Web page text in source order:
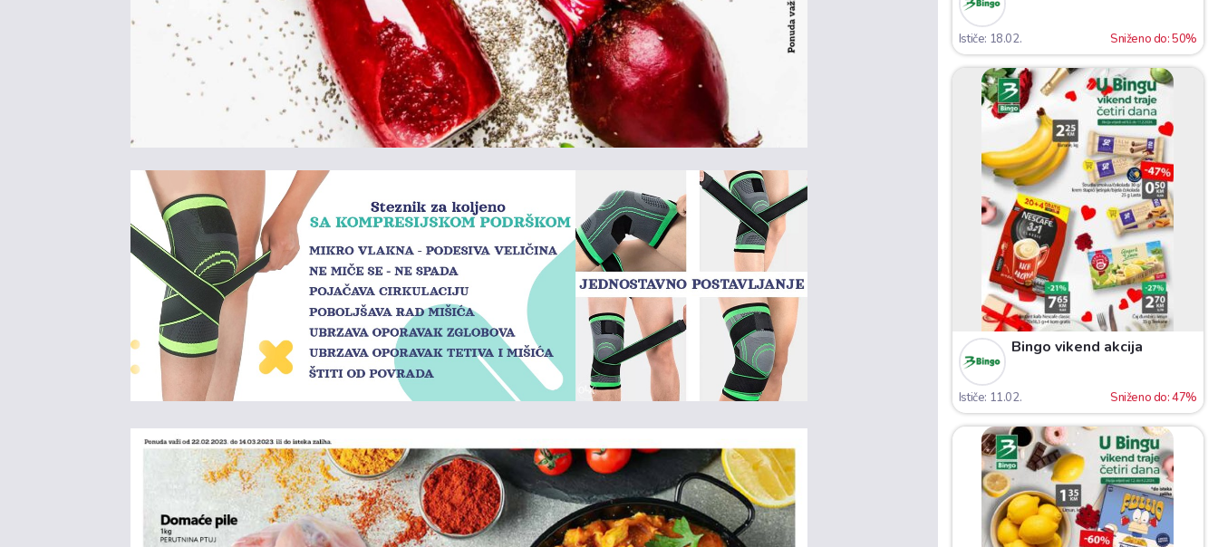
Ističe: 18.02. Sniženo do: 50%
Bingo vikend akcija
Ističe: 11.02. Sniženo do: 47%